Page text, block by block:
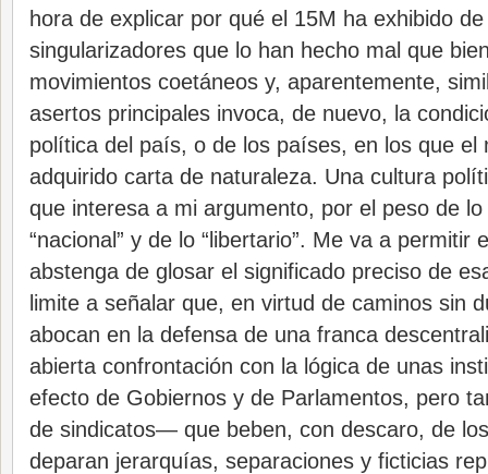
hora de explicar por qué el 15M ha exhibido
singularizadores que lo han hecho mal que
movimientos coetáneos y, aparentemente,
asertos principales invoca, de nuevo, la
política del país, o de los países, en los que el
adquirido carta de naturaleza. Una cultura
que interesa a mi argumento, por el peso de lo
“nacional” y de lo “libertario”. Me va a permitir
abstenga de glosar el significado preciso de
limite a señalar que, en virtud de caminos sin
abocan en la defensa de una franca
abierta confrontación con la lógica de unas
efecto de Gobiernos y de Parlamentos, pero
de sindicatos— que beben, con descaro, de
deparan jerarquías, separaciones y ficticias